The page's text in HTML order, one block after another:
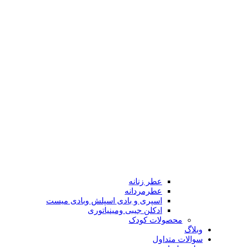
عطر زنانه
عطرمردانه
اسپری و بادی اسپلش وبادی میست
ادکلن جیبی ومینیاتوری
محصولات کودک
وبلاگ
سوالات متداول